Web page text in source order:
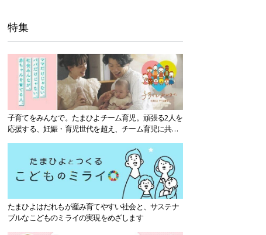
特集
子育てをみんなで。たまひよチーム育児。頑張る2人を
応援する、妊娠・育児世代を超え、チーム育児に共感
たまひよはだれもが産み育てやすい社会と、サステナ
ブルなこどものミライの実現をめざします